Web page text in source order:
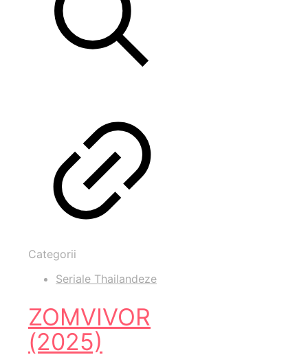
Categorii
Seriale Thailandeze
ZOMVIVOR
(2025)